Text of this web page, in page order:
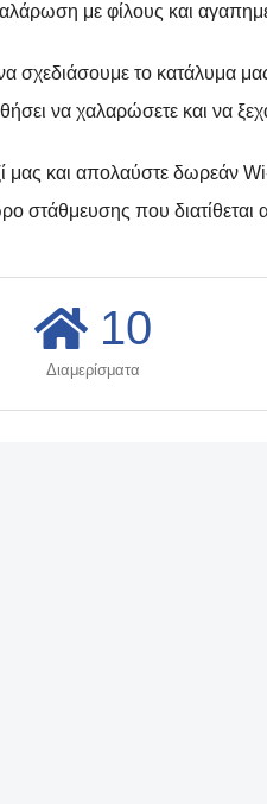
με φίλους και
σχεδιάσουμε το κατάλυμα
να χαλαρώσετε και να
μας και απολαύστε δωρεάν
στάθμευσης που διατίθεται
10
Διαμερίσματα